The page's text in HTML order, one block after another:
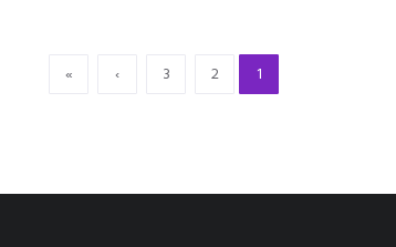
1
2
3
›
»